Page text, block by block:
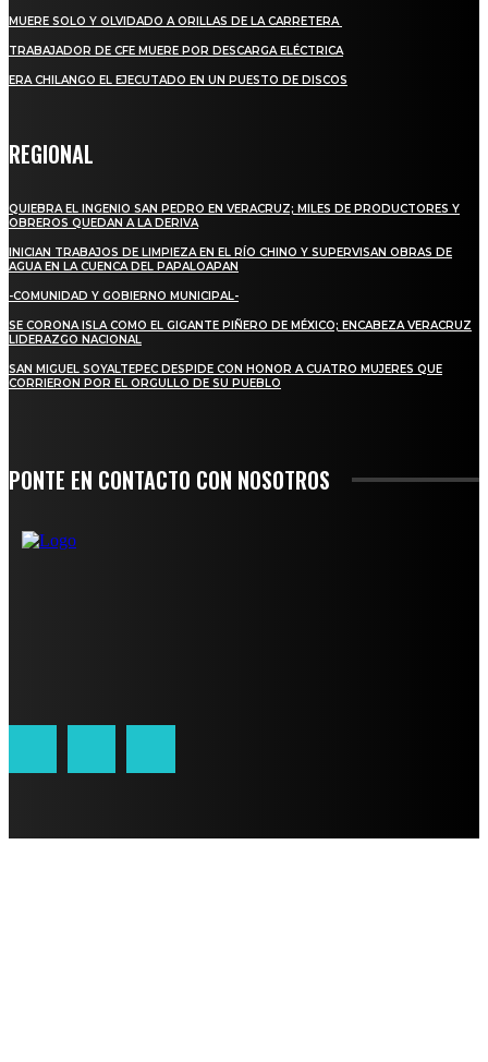
MUERE SOLO Y OLVIDADO A ORILLAS DE LA CARRETERA
TRABAJADOR DE CFE MUERE POR DESCARGA ELÉCTRICA
ERA CHILANGO EL EJECUTADO EN UN PUESTO DE DISCOS
REGIONAL
QUIEBRA EL INGENIO SAN PEDRO EN VERACRUZ; MILES DE PRODUCTORES Y
OBREROS QUEDAN A LA DERIVA
INICIAN TRABAJOS DE LIMPIEZA EN EL RÍO CHINO Y SUPERVISAN OBRAS DE
AGUA EN LA CUENCA DEL PAPALOAPAN
-COMUNIDAD Y GOBIERNO MUNICIPAL-
SE CORONA ISLA COMO EL GIGANTE PIÑERO DE MÉXICO; ENCABEZA VERACRUZ
LIDERAZGO NACIONAL
SAN MIGUEL SOYALTEPEC DESPIDE CON HONOR A CUATRO MUJERES QUE
CORRIERON POR EL ORGULLO DE SU PUEBLO
PONTE EN CONTACTO CON NOSOTROS